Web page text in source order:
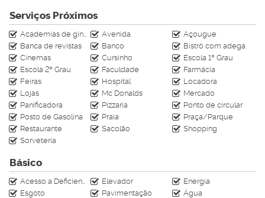
Área de lazer com piscina e salão de festas
O Green Tower é um condomínio multiuso que valoriza amplos
espaços de circulação.
Aos arredores possui diversos tipos de empreendimentos como:
Restaurantes, Bares, Farmácias, Mercados, Bancos
Lotéricas entre outros. Somente 600m até a beira da praia
Aproveite e INVISTA na cidade que mais se valoriza de Santa
Catarina.
Apartamento localizado em área nobre mobiliado a venda
em Balneário Camboriú aguardando sua visita!
Serviços Próximos
Academias de ginástica Avenida
Açougue
Banca de revistas
Banco
Bistrô com adega
Cinemas
Cursinho
Escola 1º Grau
Escola 2º Grau
Faculdade
Farmácia
Feiras
Hospital
Locadora
Lojas
Mc Donalds
Mercado
Panificadora
Pizzaria
Ponto de circular
Posto de Gasolina
Praia
Praça/Parque
Restaurante
Sacolão
Shopping
Sorveteria
Básico
Acesso a Deficientes Elevador
Energia
Esgoto
Pavimentação Água